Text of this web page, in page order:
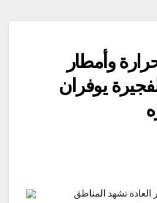
وأمطار
يوفران
العادة تشهد المناطق